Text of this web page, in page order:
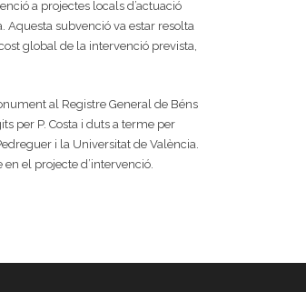
a projectes locals d’actuació
subvenció va estar resolta
global de la intervenció prevista,
al Registre General de Béns
per P. Costa i duts a terme per
i la Universitat de València.
el projecte d’intervenció.